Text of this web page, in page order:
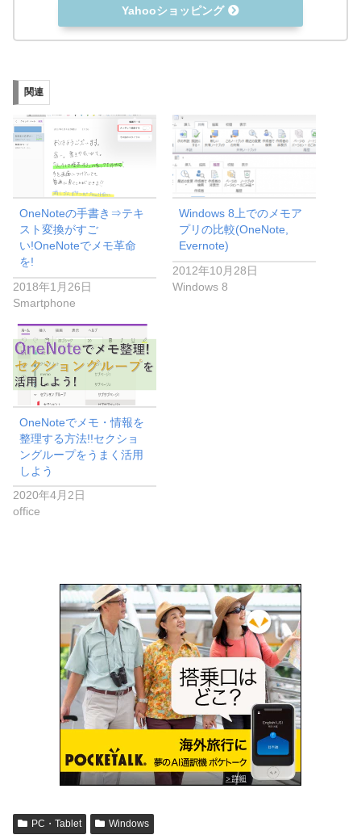
Yahooショッピング
関連
OneNoteの手書き⇒テキ
スト変換がすご
い!OneNoteでメモ革命
を!
2018年1月26日
Smartphone
Windows 8上でのメモア
プリの比較(OneNote,
Evernote)
2012年10月28日
Windows 8
OneNoteでメモ・情報を
整理する方法!!セクショ
ングループをうまく活用
しよう
2020年4月2日
office
PC・Tablet Windows